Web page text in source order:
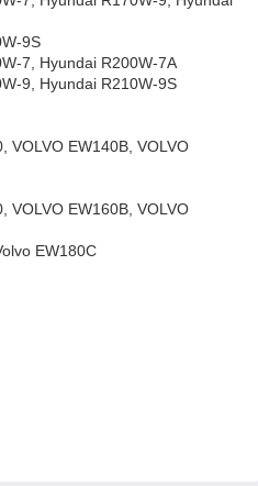
9S
7, Hyundai R200W-7A
9, Hyundai R210W-9S
VOLVO EW140B, VOLVO
VOLVO EW160B, VOLVO
EW180C